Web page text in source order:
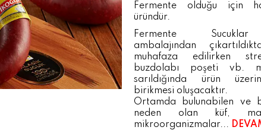
Fermente olduğu için
üründür.
Fermente
ambalajından
muhafaza edilirken
buzdolabı poşeti vb.
sarıldığında ürün
birikmesi oluşacaktır.
Ortamda bulunabilen ve
neden olan küf,
mikroorganizmalar...